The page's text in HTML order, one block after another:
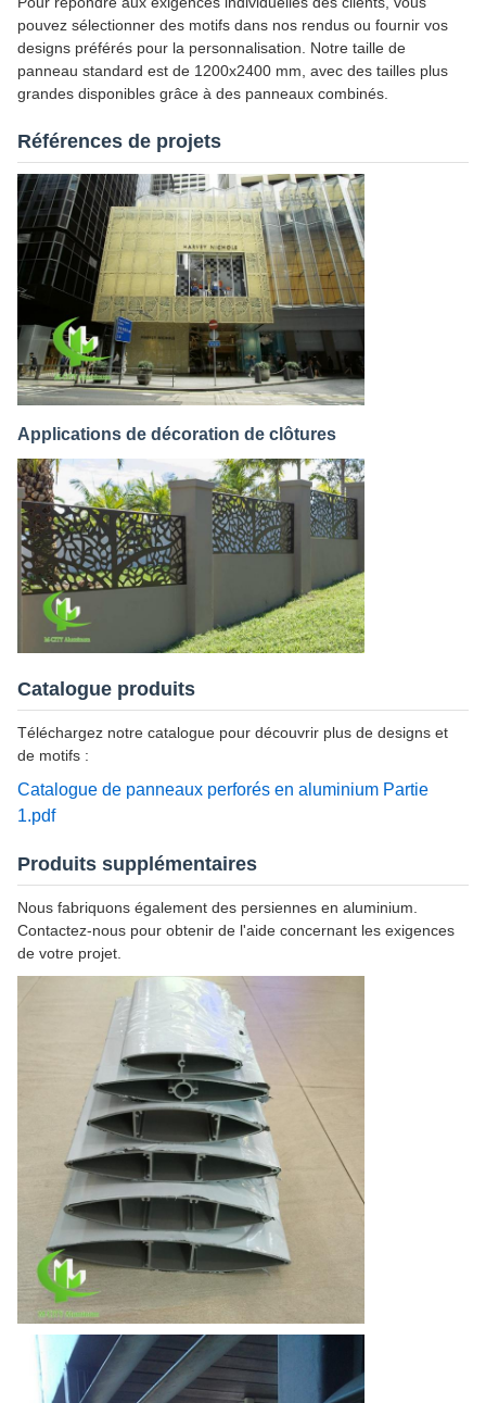
pouvez sélectionner des motifs dans nos rendus ou fournir vos
designs préférés pour la personnalisation. Notre taille de
panneau standard est de 1200x2400 mm, avec des tailles plus
grandes disponibles grâce à des panneaux combinés.
Références de projets
Applications de décoration de clôtures
Catalogue produits
Téléchargez notre catalogue pour découvrir plus de designs et
de motifs :
Catalogue de panneaux perforés en aluminium Partie
1.pdf
Produits supplémentaires
Nous fabriquons également des persiennes en aluminium.
Contactez-nous pour obtenir de l'aide concernant les exigences
de votre projet.